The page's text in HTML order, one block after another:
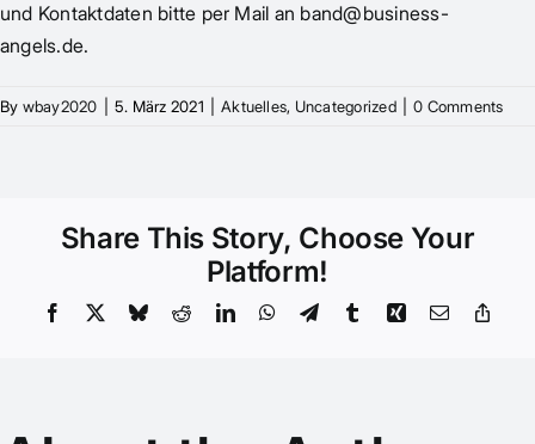
und Kontaktdaten bitte per Mail an band@business-
angels.de.
By wbay2020 5. März 2021 Aktuelles, Uncategorized 0 Comments
Share This Story, Choose Your
Platform!
Facebook BlueskyRedditLinkedInWhatsApp
TelegramTumblrXing Email